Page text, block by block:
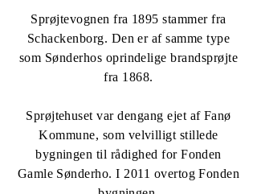
Sprøjtevognen fra 1895 stammer fra
Schackenborg. Den er af samme type
som Sønderhos oprindelige brandsprøjte
fra 1868.
Sprøjtehuset var dengang ejet af Fanø
Kommune, som velvilligt stillede
bygningen til rådighed for Fonden
Gamle Sønderho. I 2011 overtog Fonden